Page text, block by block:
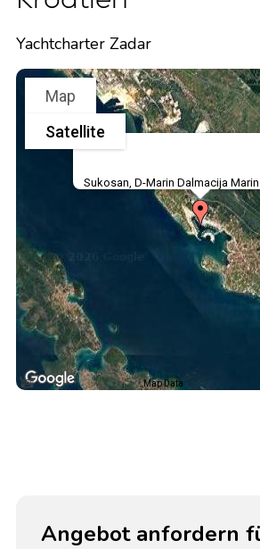
Yachtcharter Zadar
Sukosan, D-Marin Dalmacija
Map
Satellite
Map Data
Angebot anfordern